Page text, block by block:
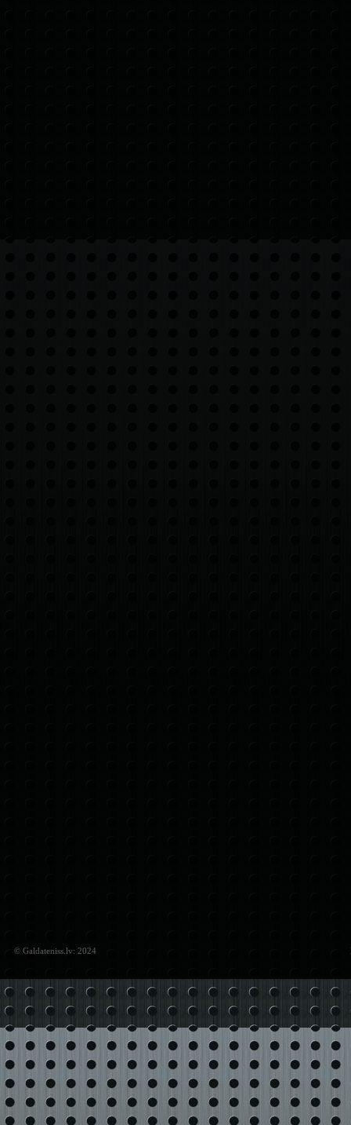
© Galdateniss.lv: 2024